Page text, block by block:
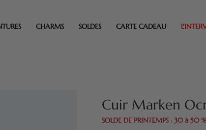
CHARMS SOLDES CARTE CADEAU
Cuir Marken
SOLDE DE PRINTEMPS : 30 à 50